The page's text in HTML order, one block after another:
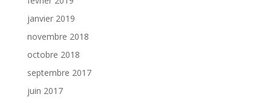
janvier 2019
novembre 2018
octobre 2018
septembre 2017
juin 2017